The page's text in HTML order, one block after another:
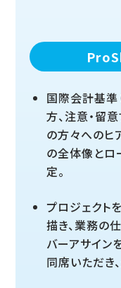
国際会計基準
方、注意・留
の方々へのヒ
の全体像とロ
定。
プロジェクト
描き、業務の
バーアサイン
同席いただき